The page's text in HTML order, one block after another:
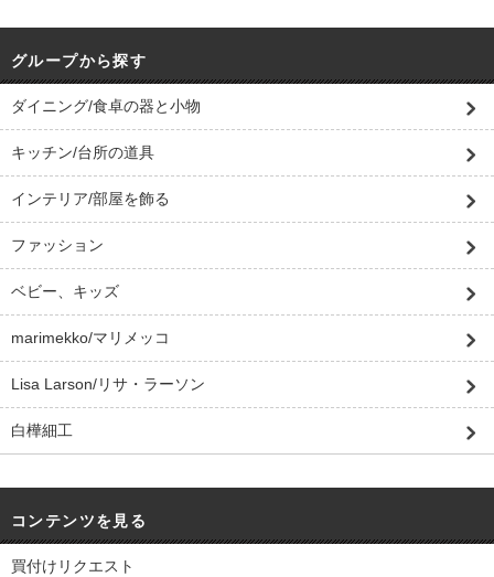
グループから探す
ダイニング/食卓の器と小物
キッチン/台所の道具
インテリア/部屋を飾る
ファッション
ベビー、キッズ
marimekko/マリメッコ
Lisa Larson/リサ・ラーソン
白樺細工
コンテンツを見る
買付けリクエスト